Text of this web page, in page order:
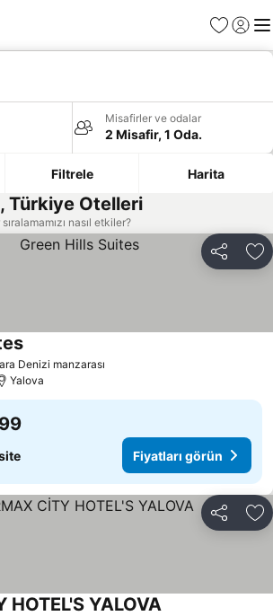
Favoriler
Giriş
Misafirler ve odalar
2 Misafir, 1 Oda.
Filtrele Harita
Türkiye Otelleri
nasıl etkiler?
Paylaş
Denizi manzarası
Yalova
Fiyatları görün
Paylaş
HOTEL'S YALOVA